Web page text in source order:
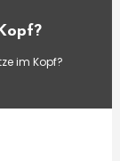
im Kopf?